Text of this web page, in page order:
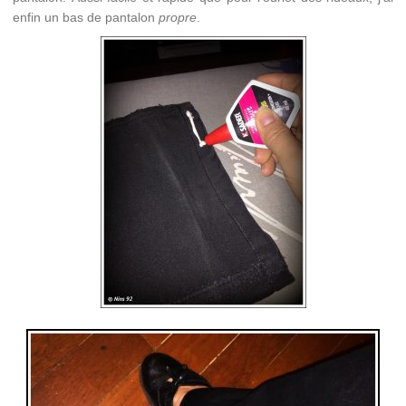
enfin un bas de pantalonpropre